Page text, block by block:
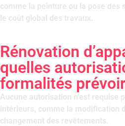
comme la peinture ou la pose des
le coût global des travaux.
Rénovation
quelles
formalités
Aucune autorisation n’est requise
intérieurs, comme la modification
changement des revêtements.